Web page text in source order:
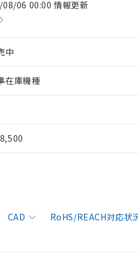
06 00:00 情報更新
中
在庫機種
CAD RoHS/REACH対応状